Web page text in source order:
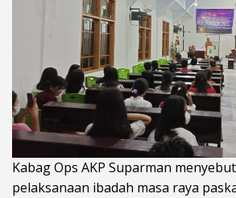
Kabag Ops AKP Suparman
pelaksanaan ibadah masa raya